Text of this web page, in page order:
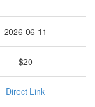
2026-06-11
$20
Direct Link